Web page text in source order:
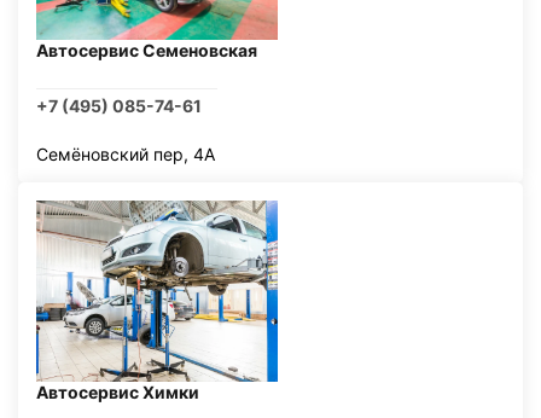
Автосервис Семеновская
+7 (495) 085-74-61
Семёновский пер, 4А
Автосервис Химки